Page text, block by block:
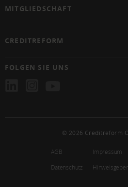
MITGLIEDSCHAFT
CREDITREFORM
FOLGEN SIE UNS
© 2026 Creditreform
AGB
Impressum
Datenschutz